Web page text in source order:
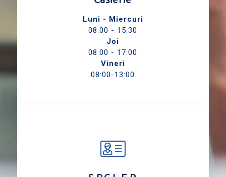
Luni - Miercuri
08:00 - 15:30
Joi
08:00 - 17:00
Vineri
08:00-13:00